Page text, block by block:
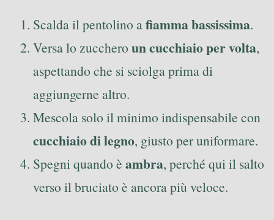
Scalda il pentolino afiamma bassissima.
Versa lo zucchero un cucchiaio per volta,
aspettando che si sciolga prima di
aggiungerne altro.
Mescola solo il minimo indispensabile con
cucchiaio di legno, giusto per uniformare.
Spegni quando è ambra, perché qui il salto
verso il bruciato è ancora più veloce.